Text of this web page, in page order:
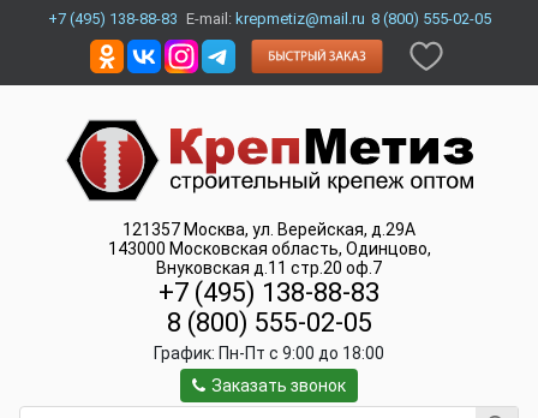
+7 (495) 138-88-83 E-mail: krepmetiz@mail.ru 8 (800) 555-02-05
121357 Москва, ул. Верейская, д.29А
143000 Московская область, Одинцово,
Внуковская д.11 стр.20 оф.7
+7 (495) 138-88-83
8 (800) 555-02-05
График: Пн-Пт c 9:00 до 18:00
Заказать звонок